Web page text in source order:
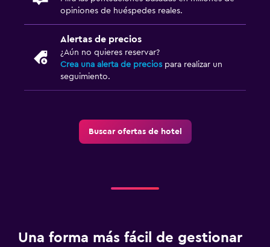
TV de pantalla plana
Servicio de planchado
Almohada de plumas
opiniones de huéspedes reales.
Alertas de precios
¿Aún no quieres reservar?
Crea una alerta de precios para realizar un
seguimiento.
Buscar ofertas de hotel
Una forma más fácil de gestionar